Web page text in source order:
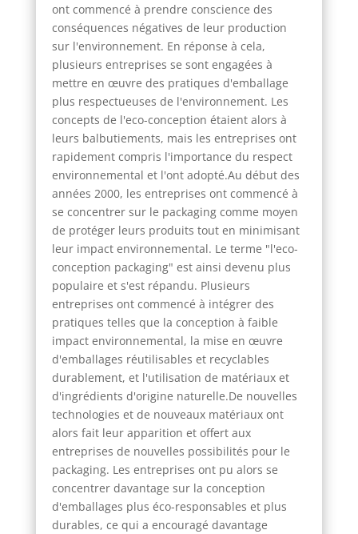
ont commencé à prendre conscience des
conséquences négatives de leur production
sur l'environnement. En réponse à cela,
plusieurs entreprises se sont engagées à
mettre en œuvre des pratiques d'emballage
plus respectueuses de l'environnement. Les
concepts de l'eco-conception étaient alors à
leurs balbutiements, mais les entreprises ont
rapidement compris l'importance du respect
environnemental et l'ont adopté.Au début des
années 2000, les entreprises ont commencé à
se concentrer sur le packaging comme moyen
de protéger leurs produits tout en minimisant
leur impact environnemental. Le terme "l'eco-
conception packaging" est ainsi devenu plus
populaire et s'est répandu. Plusieurs
entreprises ont commencé à intégrer des
pratiques telles que la conception à faible
impact environnemental, la mise en œuvre
d'emballages réutilisables et recyclables
durablement, et l'utilisation de matériaux et
d'ingrédients d'origine naturelle.De nouvelles
technologies et de nouveaux matériaux ont
alors fait leur apparition et offert aux
entreprises de nouvelles possibilités pour le
packaging. Les entreprises ont pu alors se
concentrer davantage sur la conception
d'emballages plus éco-responsables et plus
durables, ce qui a encouragé davantage